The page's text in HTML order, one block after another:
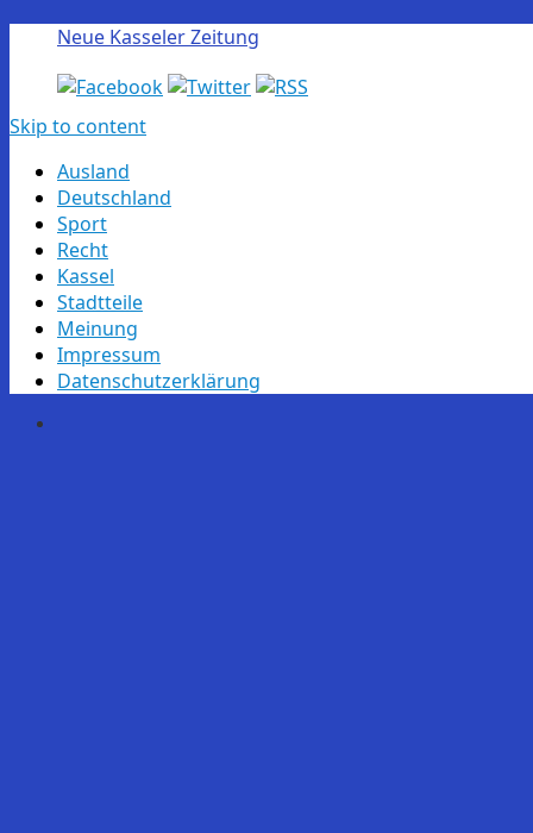
Neue Kasseler Zeitung
Skip to content
Ausland
Deutschland
Sport
Recht
Kassel
Stadtteile
Meinung
Impressum
Datenschutzerklärung